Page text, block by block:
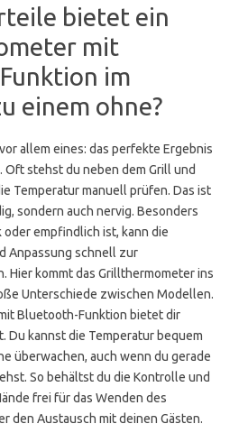
bietet ein
mit
im
einem ohne?
allem eines: das perfekte Ergebnis
Oft stehst du neben dem Grill und
Temperatur manuell prüfen. Das ist
sondern auch nervig. Besonders
empfindlich ist, kann die
Anpassung schnell zur
Hier kommt das Grillthermometer ins
Unterschiede zwischen Modellen.
Bluetooth-Funktion bietet dir
Du kannst die Temperatur bequem
überwachen, auch wenn du gerade
So behältst du die Kontrolle und
frei für das Wenden des
den Austausch mit deinen Gästen.